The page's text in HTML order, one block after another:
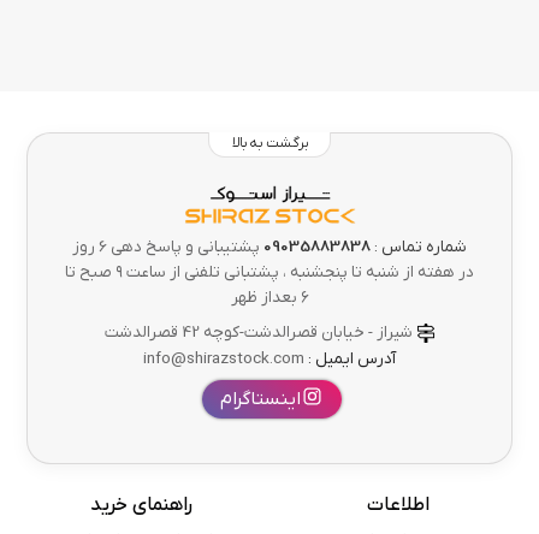
برگشت به بالا
شماره تماس : 09035883838
پشتیبانی و پاسخ دهی 6 روز
در هفته از شنبه تا پنجشنبه ، پشتبانی تلفنی از ساعت ۹ صبح تا
۶ بعداز ظهر
شیراز - خیابان قصرالدشت-کوچه 42 قصرالدشت
آدرس ایمیل :
اینستاگرام
اطلاعات راهنمای خرید